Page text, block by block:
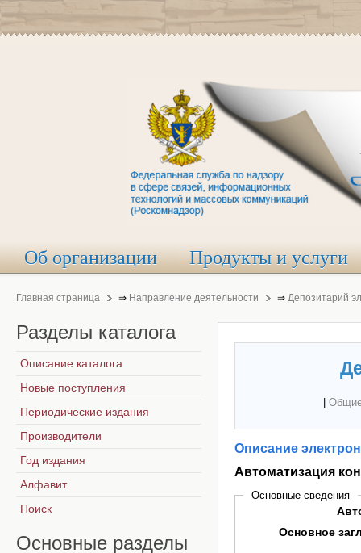
Об организации Продукты и услуги
Главная страница ⇒ Направление деятельности ⇒ Депозитарий
Описание
Автоматизация
Основные сведения
Основное
Разделы каталога
Описание каталога
Новые поступления
Периодические издания
Производители
Год издания
Алфавит
Поиск
Основные разделы